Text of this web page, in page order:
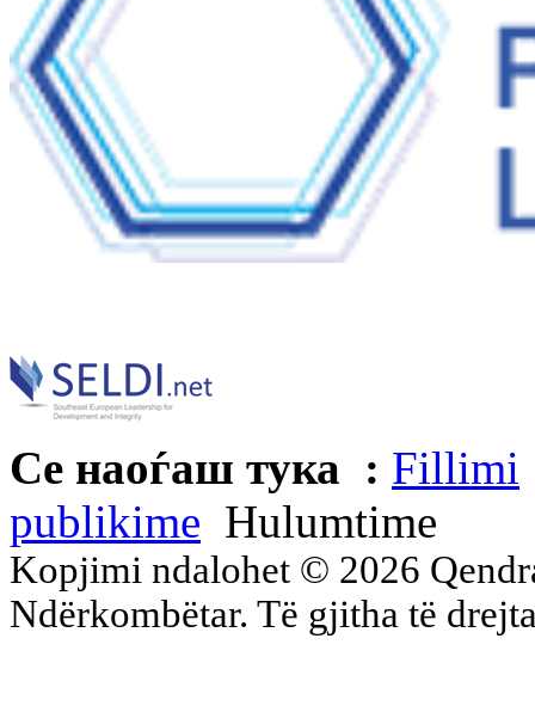
Се наоѓаш тука : Fillimi
publikime Hulumtime
Kopjimi ndalohet © 2026
Ndërkombëtar. Të gjitha të